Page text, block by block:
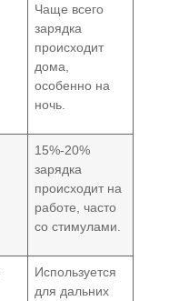
Чаще всего
зарядка
происходит
дома,
особенно на
ночь.
15%-20%
зарядка
происходит на
работе, часто
со стимулами.
Используется
для дальних